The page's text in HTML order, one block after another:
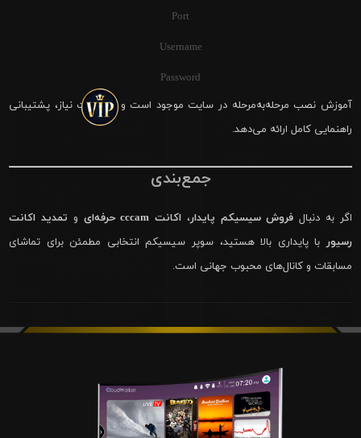
Port
Username
Password
آموزش نصب مرحله‌به‌مرحله در سایت موجود است و در صورت نیاز، پشتیبانی
راهنمایی کامل ارائه می‌دهد.
جمع‌بندی
اگر به دنبال فروش سیسیکم پایدار، اکانت cccam حرفه‌ای و تمدید اکانت
رسیور با پایداری بالا هستید، سوپر سیسیکم انتخابی مطمئن برای تماشای
مسابقات و کانال‌های محبوب جهانی است.